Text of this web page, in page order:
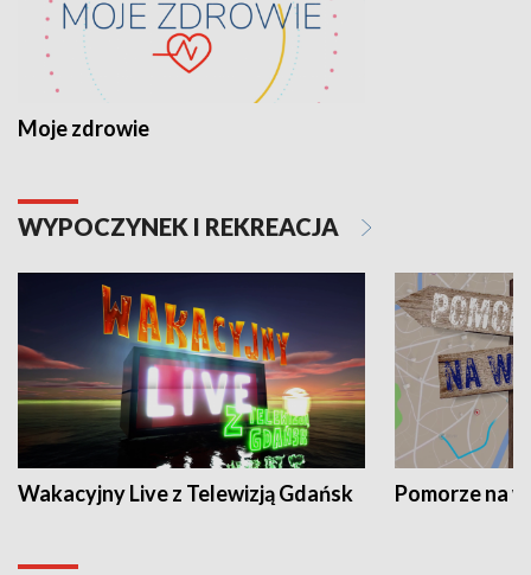
Moje zdrowie
WYPOCZYNEK I REKREACJA
Wakacyjny Live z Telewizją Gdańsk Pomorze na